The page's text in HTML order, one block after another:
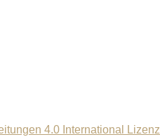
4.0 International Lizenz